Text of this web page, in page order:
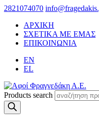
2821074070
ΑΡΧΙΚΗ
ΣΧΕΤΙΚΑ ΜΕ ΕΜΑΣ
ΕΠΙΚΟΙΝΩΝΙΑ
EN
EL
Products search